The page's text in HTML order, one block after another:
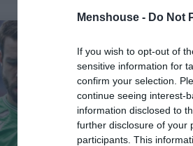
Menshouse - Do Not
If you wish to opt-out of
sensitive information for
confirm your selection.
continue seeing interest-
information disclosed to
further disclosure of your
participants. This